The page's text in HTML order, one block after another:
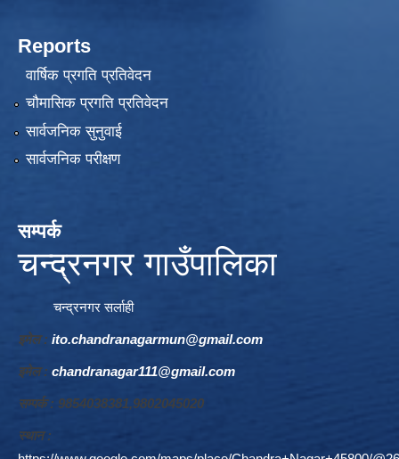
Reports
वार्षिक प्रगति प्रतिवेदन
चौमासिक प्रगति प्रतिवेदन
सार्वजनिक सुनुवाई
सार्वजनिक परीक्षण
सम्पर्क
चन्द्रनगर गाउँपालिका
चन्द्रनगर सर्लाही
इमेल : ito.chandranagarmun@gmail.com
इमेल : chandranagar111@gmail.com
सम्पर्क : 9854038381,9802045020
स्थान :